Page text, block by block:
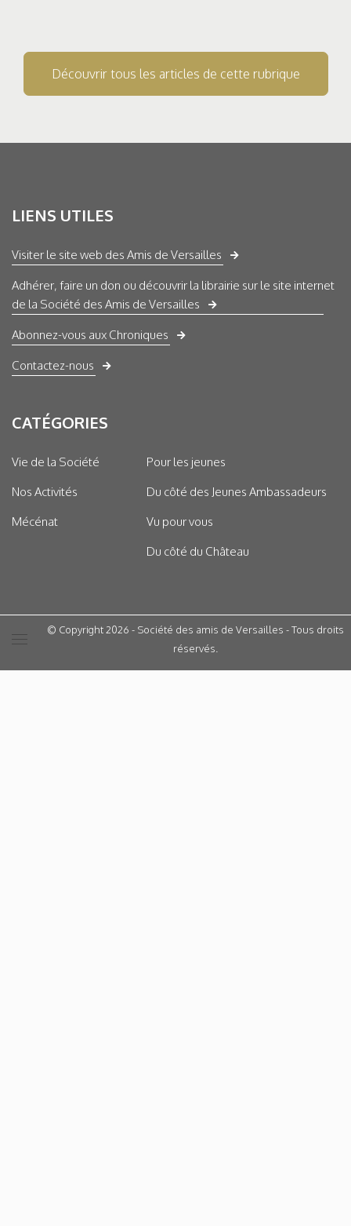
Découvrir tous les articles de cette rubrique
LIENS UTILES
Visiter le site web des Amis de Versailles
Adhérer, faire un don ou découvrir la librairie sur le site internet
de la Société des Amis de Versailles
Abonnez-vous aux Chroniques
Contactez-nous
CATÉGORIES
Vie de la Société
Nos Activités
Mécénat
Pour les jeunes
Du côté des Jeunes Ambassadeurs
Vu pour vous
Du côté du Château
© Copyright 2026 - Société des amis de Versailles - Tous droits
réservés.